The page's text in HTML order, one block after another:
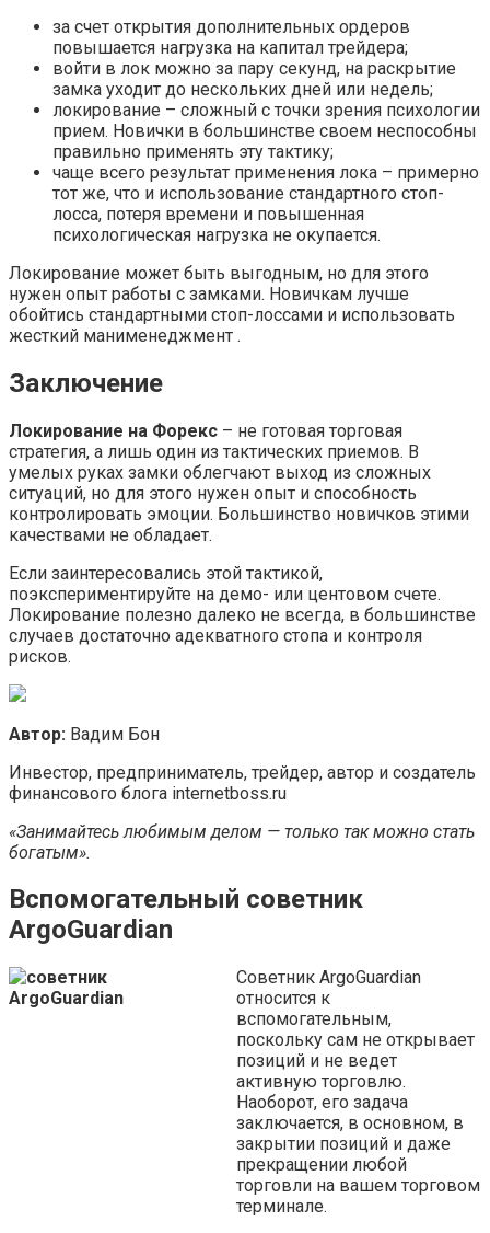
за счет открытия дополнительных ордеров
повышается нагрузка на капитал трейдера;
войти в лок можно за пару секунд, на раскрытие
замка уходит до нескольких дней или недель;
локирование – сложный с точки зрения психологии
прием. Новички в большинстве своем неспособны
правильно применять эту тактику;
чаще всего результат применения лока – примерно
тот же, что и использование стандартного стоп-
лосса, потеря времени и повышенная
психологическая нагрузка не окупается.
Локирование может быть выгодным, но для этого
нужен опыт работы с замками. Новичкам лучше
обойтись стандартными стоп-лоссами и использовать
жесткий манименеджмент .
Заключение
Локирование на Форекс – не готовая торговая
стратегия, а лишь один из тактических приемов. В
умелых руках замки облегчают выход из сложных
ситуаций, но для этого нужен опыт и способность
контролировать эмоции. Большинство новичков этими
качествами не обладает.
Если заинтересовались этой тактикой,
поэкспериментируйте на демо- или центовом счете.
Локирование полезно далеко не всегда, в большинстве
случаев достаточно адекватного стопа и контроля
рисков.
Автор: Вадим Бон
Инвестор, предприниматель, трейдер, автор и создатель
финансового блога internetboss.ru
«Занимайтесь любимым делом — только так можно стать
богатым».
Вспомогательный советник
ArgoGuardian
Советник ArgoGuardian
относится к
вспомогательным,
поскольку сам не открывает
позиций и не ведет
активную торговлю.
Наоборот, его задача
заключается, в основном, в
закрытии позиций и даже
прекращении любой
торговли на вашем торговом
терминале.